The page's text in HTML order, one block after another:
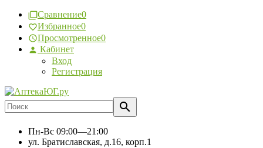
Сравнение0
Избранное0
Просмотренное0
Кабинет
Вход
Регистрация
Пн-Вс 09:00—21:00
ул. Братиславская, д.16, корп.1